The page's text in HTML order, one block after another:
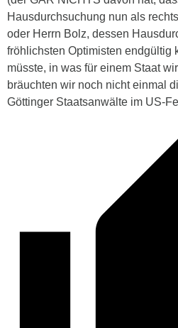
Hausdurchsuchung nun als
oder Herrn Bolz, dessen
fröhlichsten Optimisten endgültig
müsste, in was für einem Staat
bräuchten wir noch nicht einmal
Göttinger Staatsanwälte im US-